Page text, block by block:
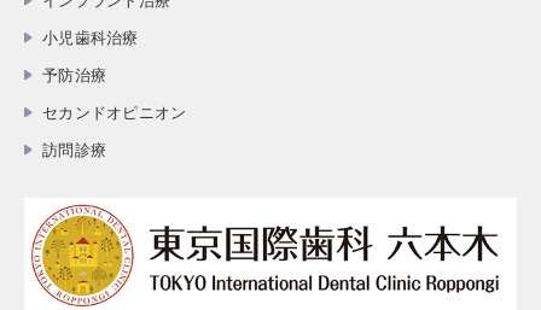
小児歯科治療
予防治療
セカンドオピニオン
訪問診療